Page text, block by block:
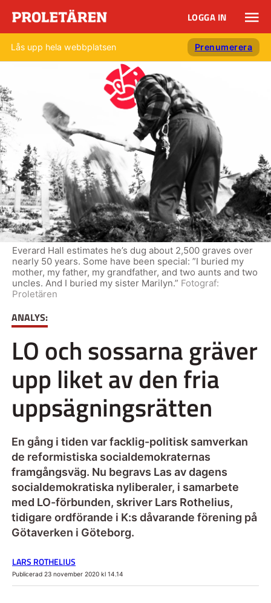
LOGGA IN
Lås upp hela webbplatsen Prenumerera
ANALYS:
LO och sossarna gräver
upp liket av den fria
uppsägningsrätten
En gång i tiden var facklig-politisk samverkan
de reformistiska socialdemokraternas
framgångsväg. Nu begravs Las av dagens
socialdemokratiska nyliberaler, i samarbete
med LO-förbunden, skriver Lars Rothelius,
tidigare ordförande i K:s dåvarande förening på
Götaverken i Göteborg.
Everard Hall estimates he’s dug about 2,500 graves over
nearly 50 years. Some have been special: ”I buried my
mother, my father, my grandfather, and two aunts and two
uncles. And I buried my sister Marilyn.” Fotograf:
Proletären
LARS ROTHELIUS
Publicerad 23 november 2020 kl 14.14